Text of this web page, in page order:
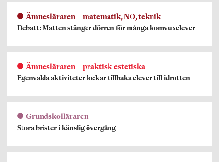
Ämnesläraren – matematik, NO, teknik
Debatt: Matten stänger dörren för många komvuxelever
Ämnesläraren – praktisk-estetiska
Egenvalda aktiviteter lockar tillbaka elever till idrotten
Grundskolläraren
Stora brister i känslig övergång